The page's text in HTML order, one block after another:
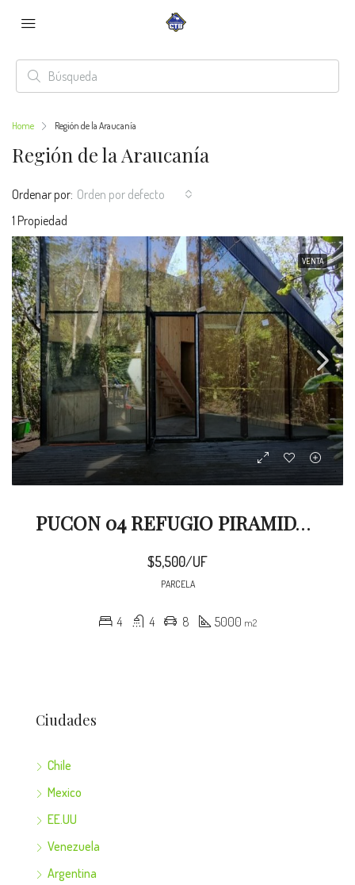
Home Región de la Araucanía
Región de la Araucanía
1 Propiedad
Ordenar por: Orden por defecto
VENTA
PUCON 04 REFUGIO PIRAMIDAL EN 5000 M2
$5,500/UF
PARCELA
4 4 8 5000 m2
Ciudades
Chile
Mexico
EE.UU
Venezuela
Argentina